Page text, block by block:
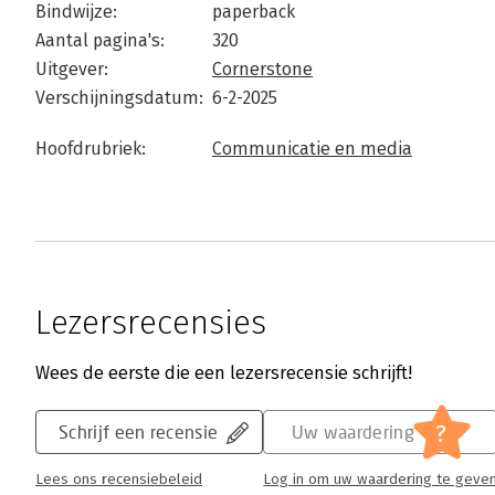
Bindwijze:
paperback
Aantal pagina's:
320
Uitgever:
Cornerstone
Verschijningsdatum: 6-2-2025
Hoofdrubriek: Communicatie en media
Lezersrecensies
Wees de eerste die een lezersrecensie schrijft!
Schrijf een recensie
Lees ons recensiebeleid
Uw waardering ?
Log in om uw waardering te geven